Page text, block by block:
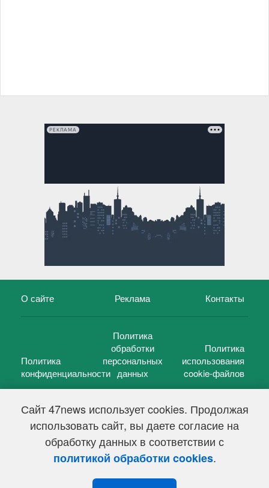
Сайт 47news использует cookies. Продолжая
использовать сайт, вы даете согласие на
обработку данных в соответствии с
политикой обработки cookies.
РЕКЛАМА
О сайте Реклама Контакты
Политика
конфиденциальности
Политика
обработки
персональных
данных
Политика
использования
cookie-файлов
47 новостей (47 news)2005 — 2026 г.
Свидетельство о регистрации СМИ Эл № ФС 77-39848, выдано
Федеральной службой по надзору в сфере связи,
информационных технологий и массовых коммуникаций